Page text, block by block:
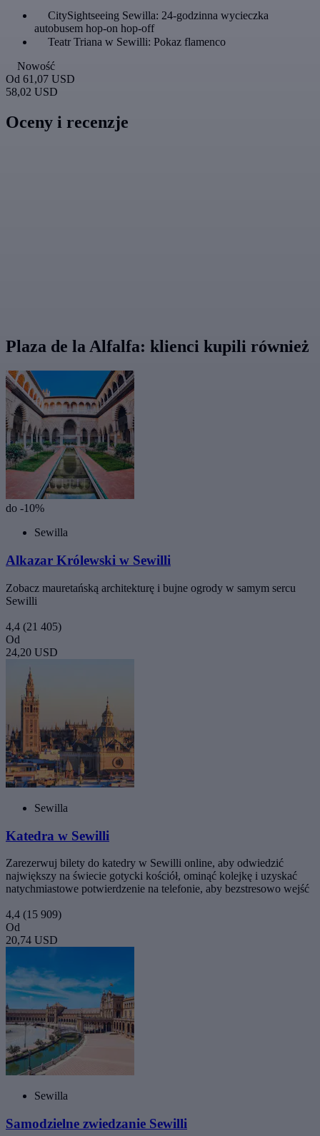
CitySightseeing Sewilla: 24-godzinna wycieczka
autobusem hop-on hop-off
Teatr Triana w Sewilli: Pokaz flamenco
Nowość
Od 61,07 USD
58,02 USD
Oceny i recenzje
Plaza de la Alfalfa: klienci kupili również
do -10%
Sewilla
Alkazar Królewski w Sewilli
Zobacz mauretańską architekturę i bujne ogrody w samym sercu
Sewilli
4,4 (21 405)
Od
24,20 USD
Sewilla
Katedra w Sewilli
Zarezerwuj bilety do katedry w Sewilli online, aby odwiedzić
największy na świecie gotycki kościół, ominąć kolejkę i uzyskać
natychmiastowe potwierdzenie na telefonie, aby bezstresowo wejść
4,4 (15 909)
Od
20,74 USD
Sewilla
Samodzielne zwiedzanie Sewilli